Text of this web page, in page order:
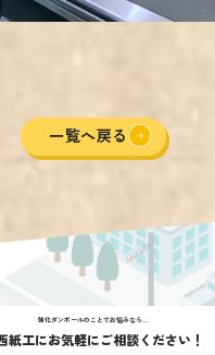
一覧へ戻る
強化ダンボールのことでお悩みなら...
紙工にお気軽にご相談ください！